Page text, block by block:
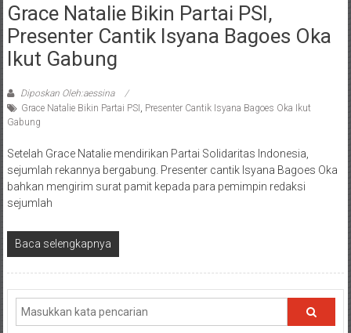
Grace Natalie Bikin Partai PSI,
Presenter Cantik Isyana Bagoes Oka
Ikut Gabung
Diposkan Oleh:aessina
Grace Natalie Bikin Partai PSI Presenter Cantik Isyana Bagoes Oka Ikut
Gabung
Setelah Grace Natalie mendirikan Partai Solidaritas Indonesia,
sejumlah rekannya bergabung. Presenter cantik Isyana Bagoes Oka
bahkan mengirim surat pamit kepada para pemimpin redaksi
sejumlah
Baca selengkapnya